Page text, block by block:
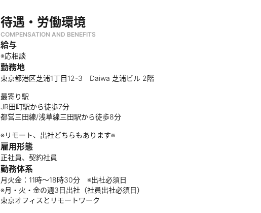
待遇・労働環境
COMPENSATION AND BENEFITS
給与
※応相談
勤務地
東京都港区芝浦1丁目12-3 Daiwa 芝浦ビル 2階
最寄り駅
JR田町駅から徒歩7分
都営三田線/浅草線三田駅から徒歩8分
※リモート、出社どちらもあります※
雇用形態
正社員、契約社員
勤務体系
月火金：11時～18時30分 ※出社必須日
※月・火・金の週3日出社（社員出社必須日）
東京オフィスとリモートワーク